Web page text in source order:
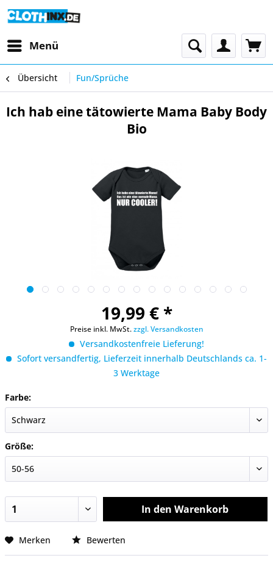
Menü
Übersicht Fun/Sprüche
Ich hab eine tätowierte Mama Baby Body
Bio
19,99 € *
Preise inkl. MwSt.zzgl. Versandkosten
Versandkostenfreie Lieferung!
Sofort versandfertig, Lieferzeit innerhalb Deutschlands ca. 1-
3 Werktage
Farbe:
Größe:
In den Warenkorb
Merken Bewerten